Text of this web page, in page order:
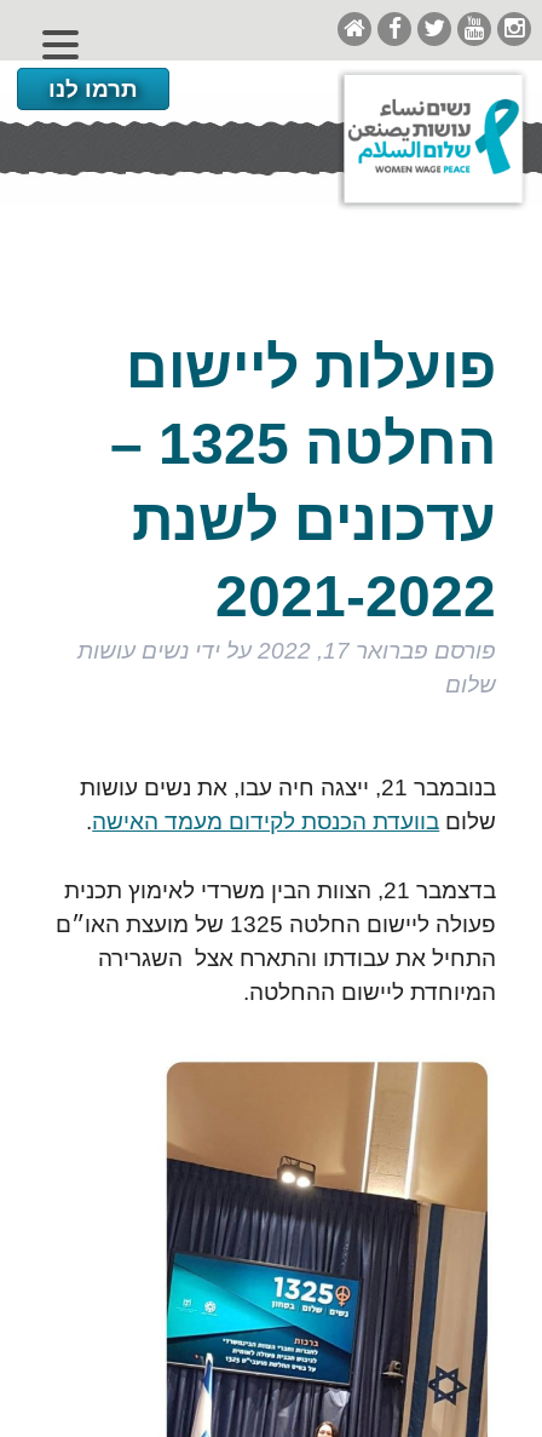
תרמו לנו
פועלות ליישום
החלטה 1325 –
עדכונים לשנת
2021-2022
פורסם פברואר 17, 2022 על ידי נשים עושות
שלום
בנובמבר 21, ייצגה חיה עבו, את נשים עושות
שלום בוועדת הכנסת לקידום מעמד האישה.
בדצמבר 21, הצוות הבין משרדי לאימוץ תכנית
פעולה ליישום החלטה 1325 של מועצת האו״ם
התחיל את עבודתו והתארח אצל השגרירה
המיוחדת ליישום ההחלטה.